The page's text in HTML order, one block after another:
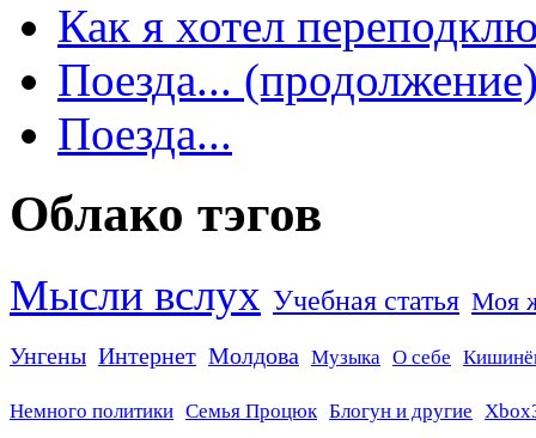
Как я хотел
Поезда...
Поезда...
Облако тэгов
Мысли вслух Учебная статья Моя
Унгены Интернет Молдова Музыка О себе
Немного политики Семья Процюк Блогун и другие